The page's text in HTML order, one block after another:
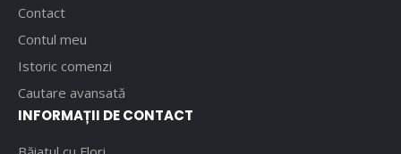
Contact
Contul meu
Istoric comenzi
Cautare avansată
INFORMAȚII DE CONTACT